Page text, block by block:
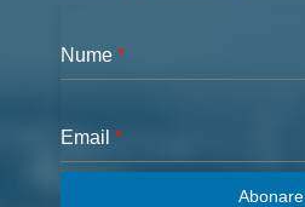
Nume *
Email *
Abonare